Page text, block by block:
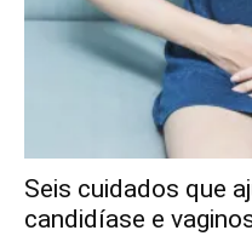
Seis cuidados que
candidíase e